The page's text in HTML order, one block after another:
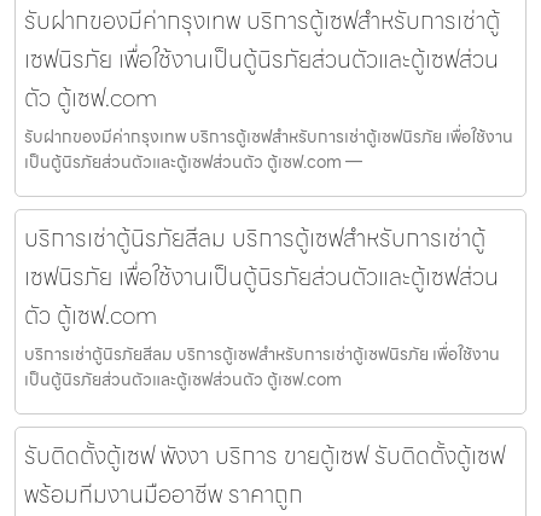
รับฝากของมีค่ากรุงเทพ บริการตู้เซฟสำหรับการเช่าตู้
เซฟนิรภัย เพื่อใช้งานเป็นตู้นิรภัยส่วนตัวและตู้เซฟส่วน
ตัว ตู้เซฟ.com
รับฝากของมีค่ากรุงเทพ บริการตู้เซฟสำหรับการเช่าตู้เซฟนิรภัย เพื่อใช้งาน
เป็นตู้นิรภัยส่วนตัวและตู้เซฟส่วนตัว ตู้เซฟ.com —
บริการเช่าตู้นิรภัยสีลม บริการตู้เซฟสำหรับการเช่าตู้
เซฟนิรภัย เพื่อใช้งานเป็นตู้นิรภัยส่วนตัวและตู้เซฟส่วน
ตัว ตู้เซฟ.com
บริการเช่าตู้นิรภัยสีลม บริการตู้เซฟสำหรับการเช่าตู้เซฟนิรภัย เพื่อใช้งาน
เป็นตู้นิรภัยส่วนตัวและตู้เซฟส่วนตัว ตู้เซฟ.com
รับติดตั้งตู้เซฟ พังงา บริการ ขายตู้เซฟ รับติดตั้งตู้เซฟ
พร้อมทีมงานมืออาชีพ ราคาถูก